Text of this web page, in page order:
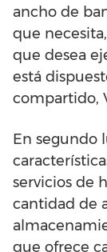
ancho de
que
que desea
está
compartido,
En segundo
servicios de
cantidad de
que ofrece